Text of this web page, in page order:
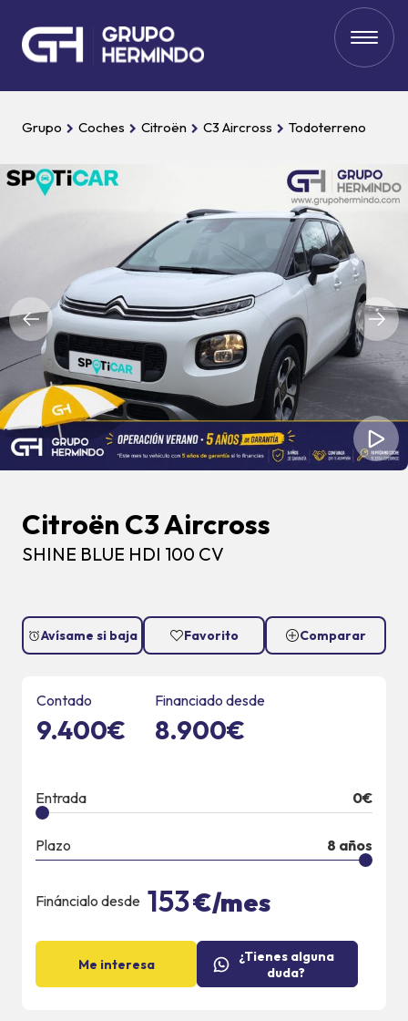
Grupo Coches Citroën C3 Aircross Todoterreno
Citroën C3 Aircross
SHINE BLUE HDI 100 CV
Avísame si baja Favorito Comparar
Contado
9.400€
Financiado desde
8.900€
Entrada 0€
Plazo 8 años
Fináncialo desde 153€/mes
Me interesa
¿Tienes alguna
duda?